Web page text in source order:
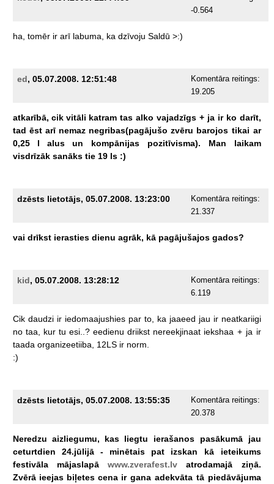
-0.564
ha, tomēr ir arī labuma, ka dzīvoju Saldū >:)
ed, 05.07.2008. 12:51:48
Komentāra reitings:
19.205
atkarībā, cik vitāli katram tas alko vajadzīgs + ja ir ko darīt,
tad ēst arī nemaz negribas(pagājušo zvēru barojos tikai ar
0,25
l alus un kompānijas pozitīvisma). Man
laikam
visdrīzāk sanāks tie 19 ls :)
dzēsts lietotājs, 05.07.2008. 13:23:00
Komentāra reitings:
21.337
vai drīkst ierasties dienu agrāk, kā pagājušajos gados?
kid, 05.07.2008. 13:28:12
Komentāra reitings:
6.119
Cik daudzi ir iedomaajushies par to, ka jaaeed jau ir neatkariigi
no taa, kur tu esi..? eedienu driikst nereekjinaat iekshaa + ja ir
taada organizeetiiba, 12LS ir norm.
:)
dzēsts lietotājs, 05.07.2008. 13:55:35
Komentāra reitings:
20.378
Neredzu aizliegumu, kas liegtu ierašanos pasākumā
jau
ceturtdien
24.jūlijā - minētais pat izskan kā
ieteikums
festivāla
mājaslapā www.zverafest.lv atrodamajā
ziņā.
Zvērā ieejas biļetes cena ir gana adekvāta tā piedāvājuma